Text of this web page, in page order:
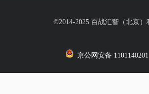
©2014-2025 百战汇智（北京
京公网安备